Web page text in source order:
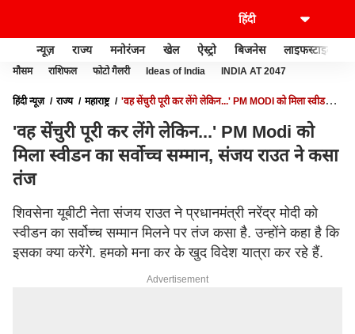
न्यूज़ राज्य मनोरंजन खेल ऐस्ट्रो बिजनेस लाइफस्टाइल
मौसम राशिफल फोटो गैलरी Ideas of India INDIA AT 2047
हिंदी न्यूज़ राज्य महाराष्ट्र
'वह सेंचुरी पूरी कर लेंगे लेकिन...' PM MODI को मिला स्वीडन का
'वह सेंचुरी पूरी कर लेंगे लेकिन...' PM Modi को
मिला स्वीडन का सर्वोच्च सम्मान, संजय राउत ने कसा
तंज
शिवसेना यूबीटी नेता संजय राउत ने प्रधानमंत्री नरेंद्र मोदी को
स्वीडन का सर्वोच्च सम्मान मिलने पर तंज कसा है. उन्होंने कहा है कि
इसका क्या करेंगे. हमको मना कर के खुद विदेश यात्रा कर रहे हैं.
Advertisement